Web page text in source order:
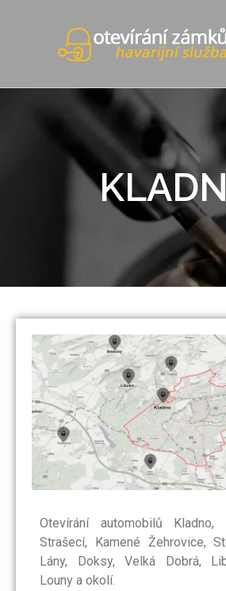
Otevírání automobilů Kladno,
Strašecí, Kamené Žehrovice,
Lány, Doksy, Velká Dobrá,
Louny a okolí.